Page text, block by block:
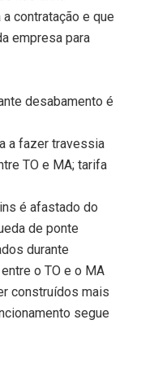
contratação e que
empresa para
desabamento é
a fazer travessia
TO e MA; tarifa
é afastado do
de ponte
durante
o TO e o MA
construídos mais
segue